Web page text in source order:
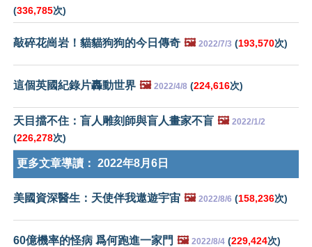
(336,785次)
敲碎花崗岩！貓貓狗狗的今日傳奇 🖼️ 2022/7/3 (193,570次)
這個英國紀錄片轟動世界 🖼️ 2022/4/8 (224,616次)
天目擋不住：盲人雕刻師與盲人畫家不盲 🖼️ 2022/1/2
(226,278次)
更多文章導讀： 2022年8月6日
美國資深醫生：天使伴我遨遊宇宙 🖼️ 2022/8/6 (158,236次)
60億機率的怪病 爲何跑進一家門 🖼️ 2022/8/4 (229,424次)